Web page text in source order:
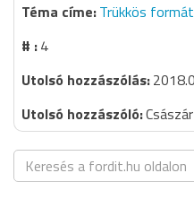
Trükkös
4